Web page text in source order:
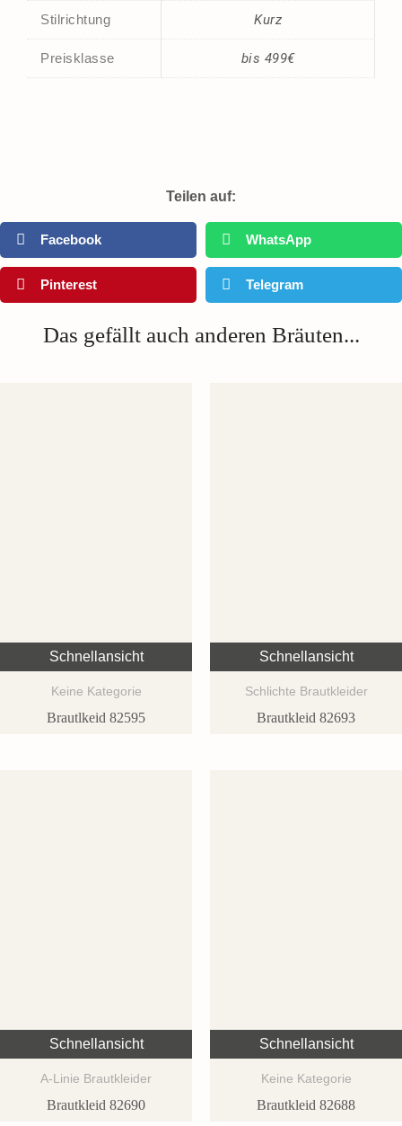
Stilrichtung Kurz
Preisklasse bis 499€
Teilen auf:
Facebook WhatsApp
Pinterest Telegram
Das gefällt auch anderen Bräuten...
Schnellansicht
Keine Kategorie
Brautlkeid 82595
Schnellansicht
Schlichte Brautkleider
Brautkleid 82693
Schnellansicht
A-Linie Brautkleider
Brautkleid 82690
Schnellansicht
Keine Kategorie
Brautkleid 82688